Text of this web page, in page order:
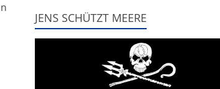
JENS SCHÜTZT MEERE